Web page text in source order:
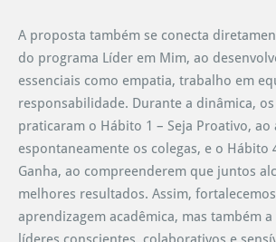
A proposta também se conecta
do programa Líder em Mim, ao
essenciais como empatia, trabalho em
responsabilidade. Durante a dinâmica,
praticaram o Hábito 1 – Seja Proativo, ao
espontaneamente os colegas, e o Hábito
Ganha, ao compreenderem que juntos
melhores resultados. Assim,
aprendizagem acadêmica, mas também